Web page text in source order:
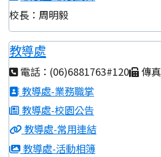
校長：周明毅
教導處
電話：(06)6881763#120
傳
教導處-業務職掌
教導處-校園公告
教導處-常用連結
教導處-活動相簿